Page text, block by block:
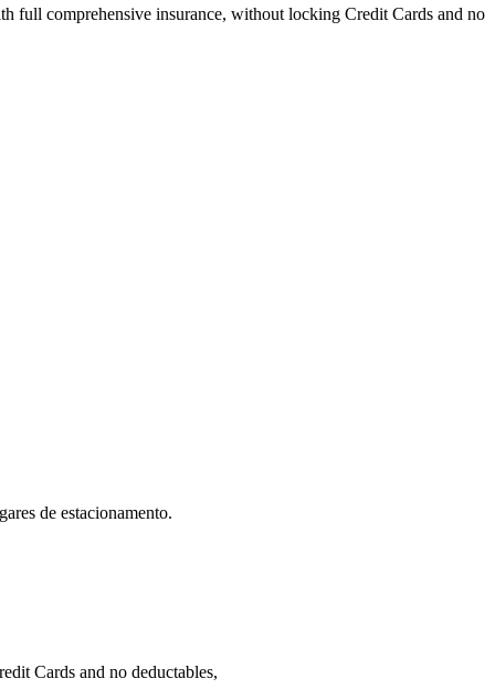
full comprehensive insurance, without locking Credit Cards and no
de estacionamento.
Cards and no deductables,